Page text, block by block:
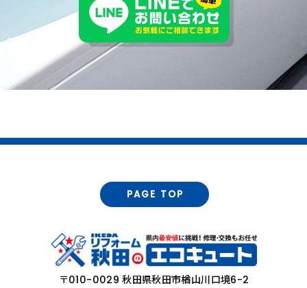
PAGE TOP
〒010-0029 秋田県秋田市楢山川口境6-2